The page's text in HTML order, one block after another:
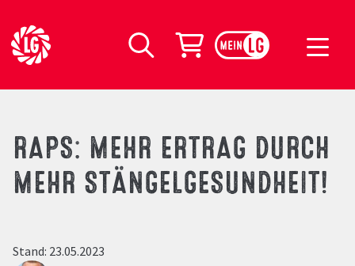
LG Seeds Logo
Suche
Warenkorb
RAPS: MEHR ERTRAG DURCH
MEHR STÄNGELGESUNDHEIT!
Stand: 23.05.2023